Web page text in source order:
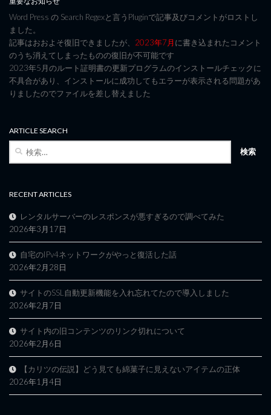
Word Press の Search Regexと言うPluginで記事及びコメントがロストし
ました。
記事はおおよそ復旧できましたが、 2023年7月に書き込まれたコメント
のうち消えてしまったものの復旧が不可能です
2023年5月のルート証明書の更新プログラムのインストールチェックに
不具合があり、インストールに成功してもエラーが表示される問題があ
りましたのでファイルを差し替えました
ARTICLE SEARCH
RECENT ARTICLES
レンタルサーバーのレスポンスが悪すぎるので調べてみた
2026年3月17日
自宅のIPv4ネットワークがやっと復活した話
2026年2月28日
サイトのSSL自動更新機能を入れ忘れてたので導入しました
2026年2月7日
サイト内の旧コンテンツのリンク切れについて
2026年2月6日
【カリツの伝説】どう見ても綿菓子に見えないアイテムの正体
2026年1月4日